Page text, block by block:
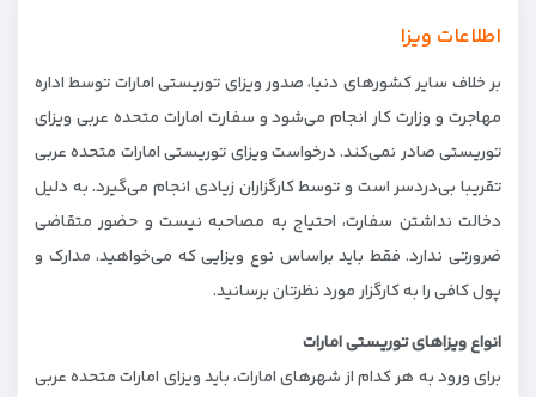
اطلاعات ویزا
بر خلاف سایر کشورهای دنیا، صدور ویزای توریستی امارات توسط اداره
مهاجرت و وزارت کار انجام می‌شود و سفارت امارات متحده عربی ویزای
توریستی صادر نمی‌کند. درخواست ویزای توریستی امارات متحده عربی
تقریبا بی‌دردسر است و توسط کارگزاران زیادی انجام می‌گیرد. به دلیل
دخالت‌ نداشتن سفارت، احتیاج به مصاحبه نیست و حضور متقاضی
ضرورتی ندارد. فقط باید براساس نوع ویزایی که می‌خواهید، مدارک و
پول کافی را به کارگزار مورد نظرتان برسانید.
انواع ویزاهای توریستی امارات
برای ورود به هر کدام از شهرهای امارات، باید ویزای امارات متحده عربی